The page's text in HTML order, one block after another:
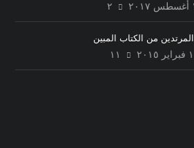
٢
من الكتاب المبين
١١